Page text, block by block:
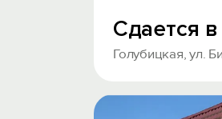
Сдается
Голубицкая, ул.